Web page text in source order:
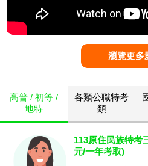
瀏覽更多
高普 / 初等 /
地特
各類公職特考
類
113原住民族特考
元/一年考取)